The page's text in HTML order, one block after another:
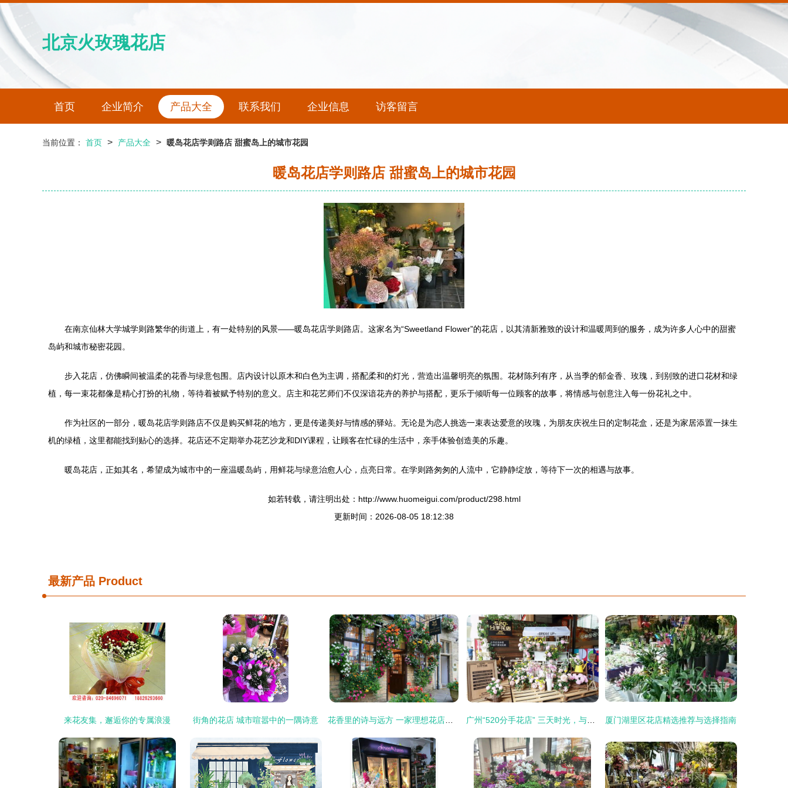
北京火玫瑰花店
首页 企业简介 产品大全 联系我们 企业信息 访客留言
当前位置： 首页 > 产品大全 > 暖岛花店学则路店 甜蜜岛上的城市花园
暖岛花店学则路店 甜蜜岛上的城市花园
在南京仙林大学城学则路繁华的街道上，有一处特别的风景——暖岛花店学则路店。这家名为“Sweetland Flower”的花店，以其清新雅致的设计和温暖周到的服务，成为许多人心中的甜蜜
岛屿和城市秘密花园。
步入花店，仿佛瞬间被温柔的花香与绿意包围。店内设计以原木和白色为主调，搭配柔和的灯光，营造出温馨明亮的氛围。花材陈列有序，从当季的郁金香、玫瑰，到别致的进口花材和绿
植，每一束花都像是精心打扮的礼物，等待着被赋予特别的意义。店主和花艺师们不仅深谙花卉的养护与搭配，更乐于倾听每一位顾客的故事，将情感与创意注入每一份花礼之中。
作为社区的一部分，暖岛花店学则路店不仅是购买鲜花的地方，更是传递美好与情感的驿站。无论是为恋人挑选一束表达爱意的玫瑰，为朋友庆祝生日的定制花盒，还是为家居添置一抹生
机的绿植，这里都能找到贴心的选择。花店还不定期举办花艺沙龙和DIY课程，让顾客在忙碌的生活中，亲手体验创造美的乐趣。
暖岛花店，正如其名，希望成为城市中的一座温暖岛屿，用鲜花与绿意治愈人心，点亮日常。在学则路匆匆的人流中，它静静绽放，等待下一次的相遇与故事。
如若转载，请注明出处：http://www.huomeigui.com/product/298.html
更新时间：2026-08-05 18:12:38
最新产品 Product
来花友集，邂逅你的专属浪漫 街角的花店 城市喧嚣中的一隅诗意 厦门湖里区花店精选推荐与选择指南